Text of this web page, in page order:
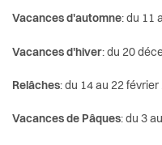
Vevey ça bouge !
S’installer à Vevey
Transport et mobilité
Vacances d'automne: du 11
Vacances d'hiver: du 20
Relâches: du 14 au 22 février
Vacances de Pâques: du 3